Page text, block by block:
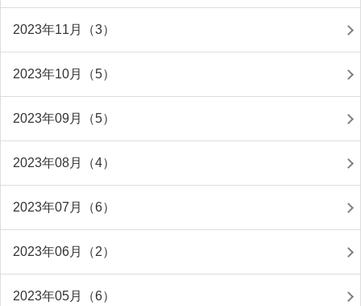
2023年11月（3）
2023年10月（5）
2023年09月（5）
2023年08月（4）
2023年07月（6）
2023年06月（2）
2023年05月（6）